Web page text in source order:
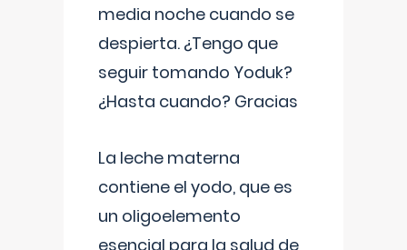
media noche cuando se
despierta. ¿Tengo que
seguir tomando Yoduk?
¿Hasta cuando? Gracias
La leche materna
contiene el yodo, que es
un oligoelemento
esencial para la salud de